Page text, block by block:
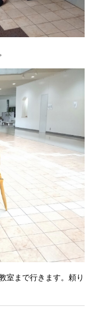
室まで行きます。頼り